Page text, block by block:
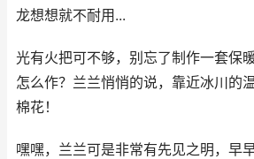
龙想想就不耐用...
光有火把可不够，别忘了制作一套保
怎么作？兰兰悄悄的说，靠近冰川的
棉花！
嘿嘿，兰兰可是非常有先见之明，早